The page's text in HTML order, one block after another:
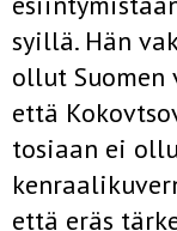
syillä. Hän
ollut Suo­men
että
tosiaan ei
että eräs